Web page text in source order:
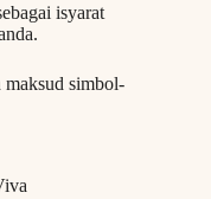
isyarat
maksud simbol-